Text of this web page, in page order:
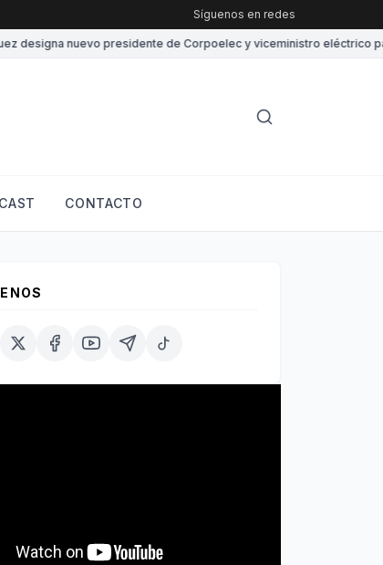
Síguenos en redes
designa nuevo presidente de Corpoelec y viceministro eléctrico para
CONTACTO